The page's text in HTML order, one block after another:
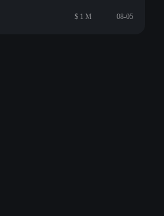
$ 1 M 08-05